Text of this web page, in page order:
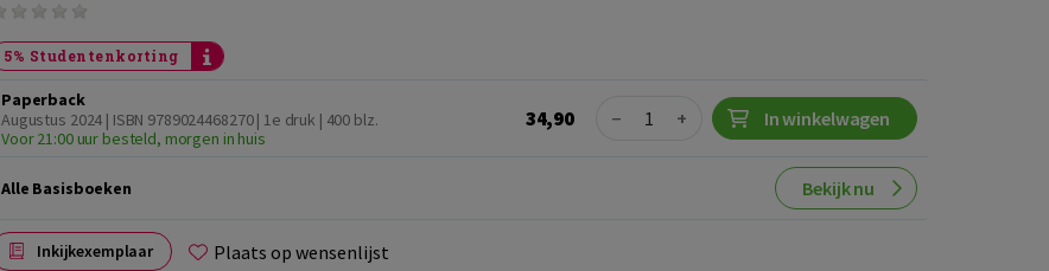
5% Studentenkorting
Paperback
Augustus 2024 | ISBN 9789024468270 | 1e druk | 400 blz.
Voor 21:00 uur besteld, morgen in huis
34,90 Quantity
− + In winkelwagen
Alle Basisboeken Bekijk nu
Inkijkexemplaar Plaats op wensenlijst